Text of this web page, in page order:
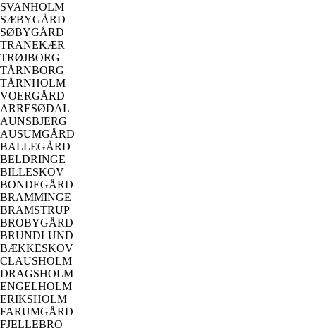
SVANHOLM
SÆBYGÅRD
SØBYGÅRD
TRANEKÆR
TRØJBORG
TÅRNBORG
TÅRNHOLM
VOERGÅRD
ARRESØDAL
AUNSBJERG
AUSUMGÅRD
BALLEGÅRD
BELDRINGE
BILLESKOV
BONDEGÅRD
BRAMMINGE
BRAMSTRUP
BROBYGÅRD
BRUNDLUND
BÆKKESKOV
CLAUSHOLM
DRAGSHOLM
ENGELHOLM
ERIKSHOLM
FARUMGÅRD
FJELLEBRO